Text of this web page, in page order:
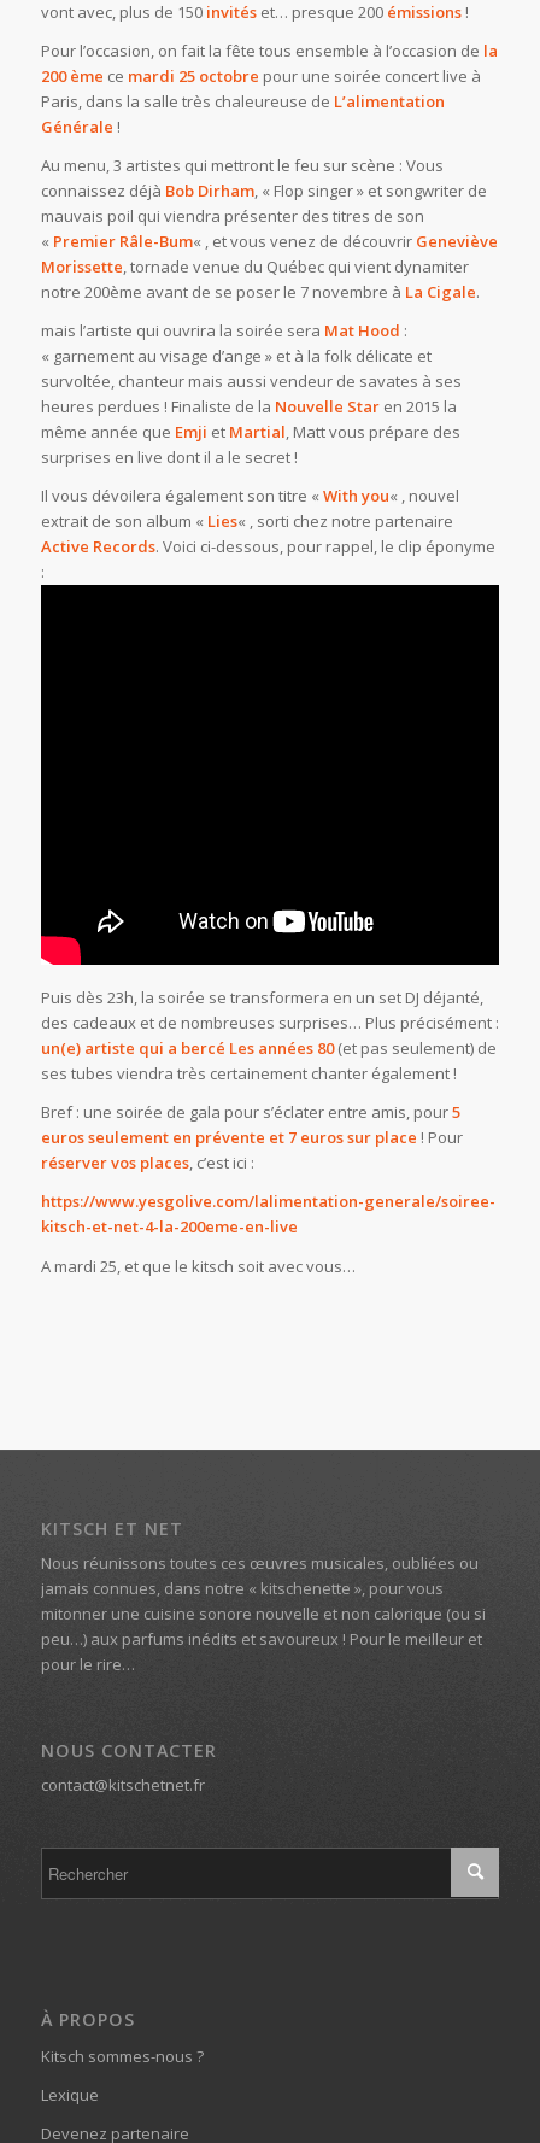
vont avec, plus de 150 invitéset… presque 200 émissions!
Pour l’occasion, on fait la fête tous ensemble à l’occasion de la
200 ème ce mardi 25 octobre pour une soirée concert live à
Paris, dans la salle très chaleureuse de L’alimentation
Générale !
Au menu, 3 artistes qui mettront le feu sur scène : Vous
connaissez déjà Bob Dirham, « Flop singer » et songwriter de
mauvais poil qui viendra présenter des titres de son
« Premier Râle-Bum« , et vous venez de découvrir Geneviève
Morissette, tornade venue du Québec qui vient dynamiter
notre 200ème avant de se poser le 7 novembre à La Cigale.
mais l’artiste qui ouvrira la soirée sera Mat Hood :
« garnement au visage d’ange » et à la folk délicate et
survoltée, chanteur mais aussi vendeur de savates à ses
heures perdues ! Finaliste de la Nouvelle Staren 2015 la
même année que Emji et Martial, Matt vous prépare des
surprises en live dont il a le secret !
Il vous dévoilera également son titre «With you« , nouvel
extrait de son album « Lies« , sorti chez notre partenaire
Active Records. Voici ci-dessous, pour rappel, le clip éponyme
:
Puis dès 23h, la soirée se transformera en un set DJ déjanté,
des cadeaux et de nombreuses surprises… Plus précisément :
un(e) artiste qui a bercé Les années 80(et pas seulement) de
ses tubes viendra très certainement chanter également !
Bref : une soirée de gala pour s’éclater entre amis, pour5
euros seulement en prévente et 7 euros sur place ! Pour
réserver vos places, c’est ici :
https://www.yesgolive.com/lalimentation-generale/soiree-
kitsch-et-net-4-la-200eme-en-live
A mardi 25, et que le kitsch soit avec vous…
KITSCH ET NET
Nous réunissons toutes ces œuvres musicales, oubliées ou
jamais connues, dans notre « kitschenette », pour vous
mitonner une cuisine sonore nouvelle et non calorique (ou si
peu…) aux parfums inédits et savoureux ! Pour le meilleur et
pour le rire…
NOUS CONTACTER
contact@kitschetnet.fr
À PROPOS
Kitsch sommes-nous ?
Lexique
Devenez partenaire